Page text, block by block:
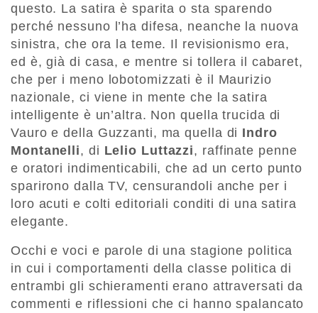
questo. La satira è sparita o sta sparendo
perché nessuno l’ha difesa, neanche la nuova
sinistra, che ora la teme. Il revisionismo era,
ed è, già di casa, e mentre si tollera il cabaret,
che per i meno lobotomizzati è il Maurizio
nazionale, ci viene in mente che la satira
intelligente è un’altra. Non quella trucida di
Vauro e della Guzzanti, ma quella di Indro
Montanelli, di Lelio Luttazzi, raffinate penne
e oratori indimenticabili, che ad un certo punto
sparirono dalla TV, censurandoli anche per i
loro acuti e colti editoriali conditi di una satira
elegante.
Occhi e voci e parole di una stagione politica
in cui i comportamenti della classe politica di
entrambi gli schieramenti erano attraversati da
commenti e riflessioni che ci hanno spalancato